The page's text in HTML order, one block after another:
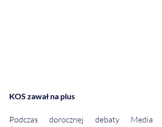
KOS zawał na plus
Podczas dorocznej debaty Media